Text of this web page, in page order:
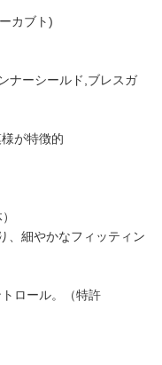
カブト)
ナーシールド,ブレスガ
が特徴的
、細やかなフィッティン
ロール。（特許